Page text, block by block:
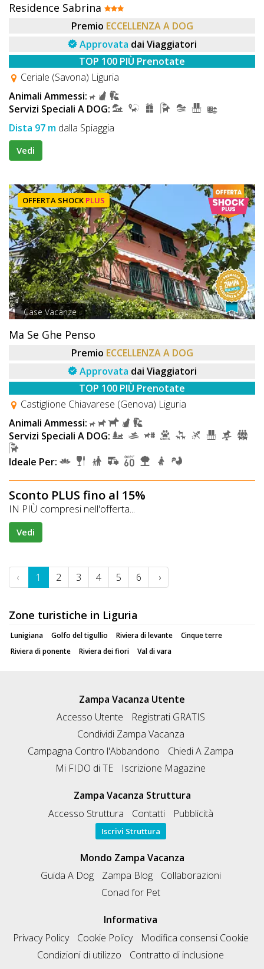
Residence Sabrina
Premio ECCELLENZA A DOG
Approvata dai Viaggiatori
TOP 100 PIÙ Prenotate
Ceriale (Savona) Liguria
Animali Ammessi:
Servizi Speciali A DOG:
Dista 97 m dalla Spiaggia
Vedi
OFFERTA SHOCK PLUS
Case Vacanze
Ma Se Ghe Penso
Premio ECCELLENZA A DOG
Approvata dai Viaggiatori
TOP 100 PIÙ Prenotate
Castiglione Chiavarese (Genova) Liguria
Animali Ammessi:
Servizi Speciali A DOG:
Ideale Per:
Sconto PLUS fino al 15%
IN PIÙ compresi nell'offerta...
Vedi
‹ 1 2 3 4 5 6 ›
Zone turistiche in Liguria
Lunigiana Golfo del tigullio Riviera di levante
Cinque terre
Riviera di ponente
Riviera dei fiori Val di vara
Zampa Vacanza Utente
Accesso Utente
Registrati GRATIS
Condividi Zampa Vacanza
Campagna Contro l'Abbandono
Chiedi A Zampa
Mi FIDO di TE
Iscrizione Magazine
Zampa Vacanza Struttura
Accesso Struttura
Contatti Pubblicità
Iscrivi Struttura
Mondo Zampa Vacanza
Guida A Dog
Zampa Blog
Collaborazioni
Conad for Pet
Informativa
Privacy Policy
Cookie Policy
Modifica consensi Cookie
Condizioni di utilizzo
Contratto di inclusione